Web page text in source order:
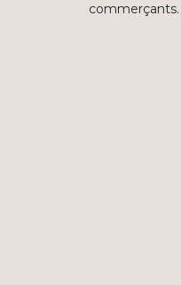
commerçants.